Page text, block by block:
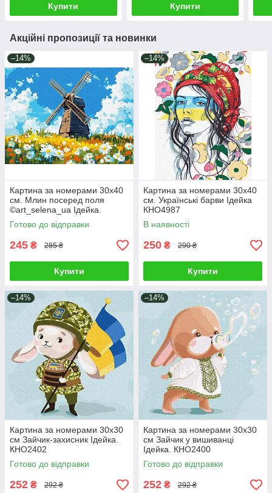
Купити Купити
Акційні пропозиції та новинки
–14%
Картина за номерами 30х40
см. Млин посеред поля
©art_selena_ua Ідейка.
KHO6399
Готово до відправки
245 ₴ 285 ₴
Купити
–14%
Картина за номерами 30х40
см. Українські барви Ідейка
КНО4987
В наявності
250 ₴ 290 ₴
Купити
–14%
Картина за номерами 30х30
см Зайчик-захисник Ідейка.
КНО2402
Готово до відправки
252 ₴ 292 ₴
–14%
Картина за номерами 30х30
см Зайчик у вишиванці
Ідейка. КНО2400
Готово до відправки
252 ₴ 292 ₴